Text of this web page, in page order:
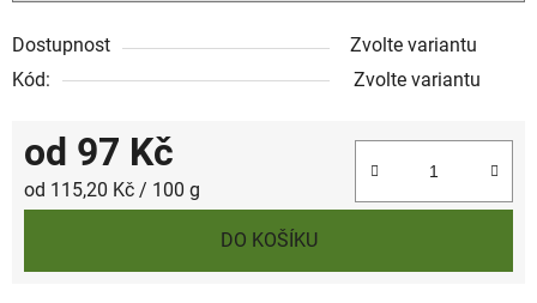
Dostupnost
Zvolte variantu
Kód:
Zvolte variantu
od 97 Kč
Měrná cena:
od 115,20 Kč / 100 g
DO KOŠÍKU